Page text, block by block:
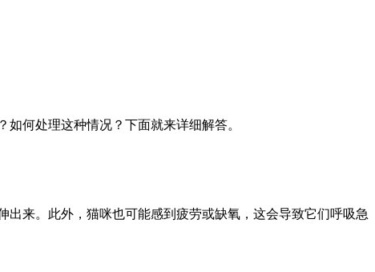
何处理这种情况？下面就来详细解答。
来。此外，猫咪也可能感到疲劳或缺氧，这会导致它们呼吸急